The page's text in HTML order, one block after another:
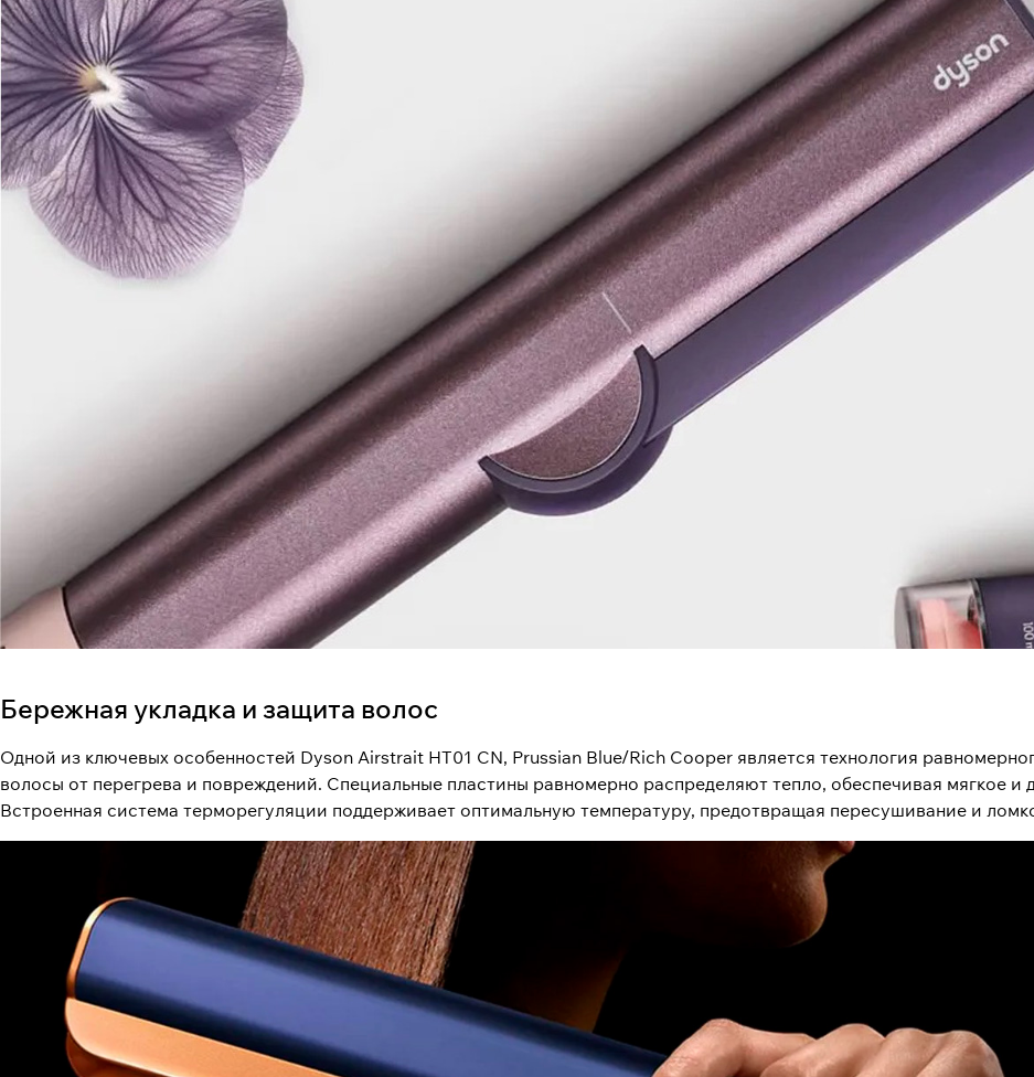
Бережная укладка и защита волос
Одной из ключевых особенностей Dyson Airstrait HT01 CN, Prussian Blue/Rich Cooper является технология
волосы от перегрева и повреждений. Специальные пластины равномерно распределяют тепло, обеспечивая мягкое и
Встроенная система терморегуляции поддерживает оптимальную температуру, предотвращая пересушивание и